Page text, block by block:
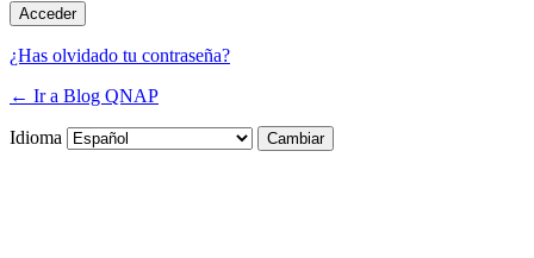
¿Has olvidado tu contraseña?
← Ir a Blog QNAP
Idioma